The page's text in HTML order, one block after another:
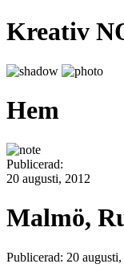
Kreativ
Hem
Publicerad:
20 augusti, 2012
Malmö,
Publicerad: 20 augusti,